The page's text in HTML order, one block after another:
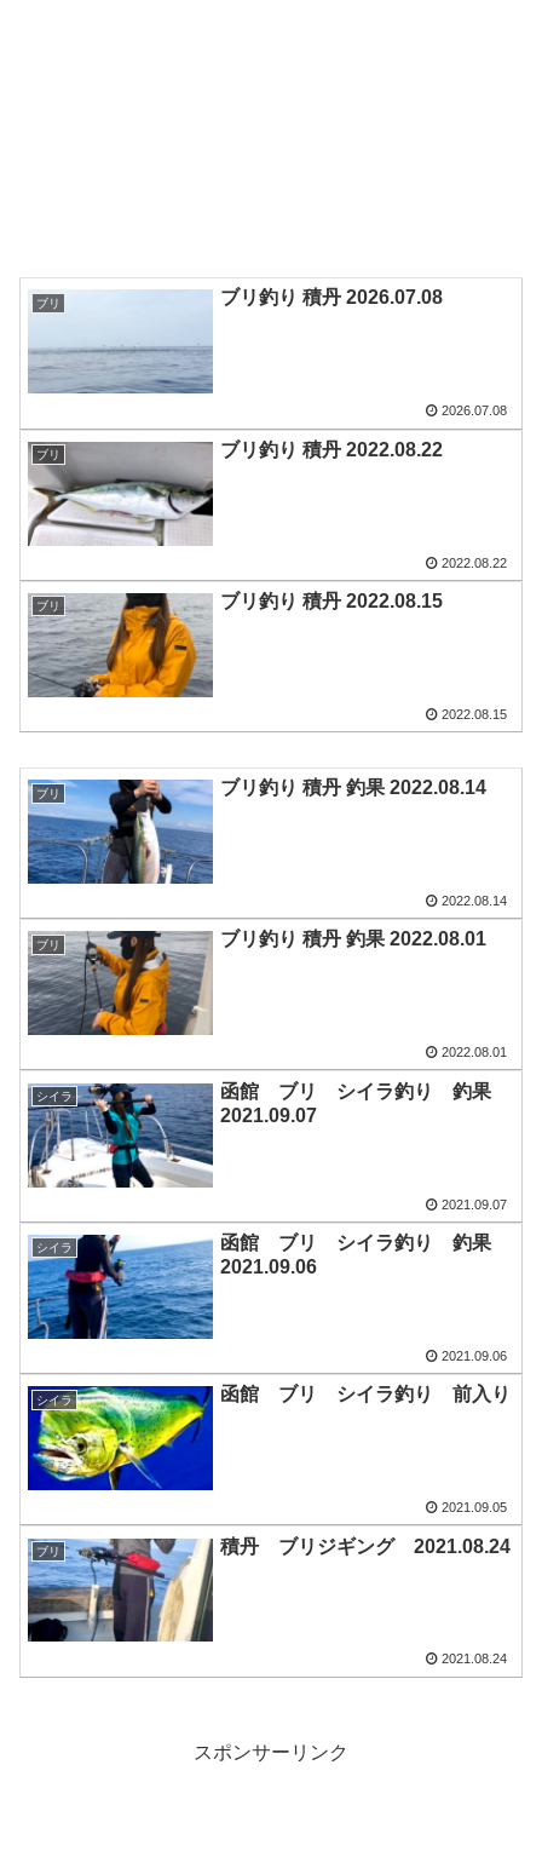
ブリ ブリ釣り 積丹 2026.07.08
2026.07.08
ブリ ブリ釣り 積丹 2022.08.22
2022.08.22
ブリ ブリ釣り 積丹 2022.08.15
2022.08.15
ブリ ブリ釣り 積丹 釣果 2022.08.14
2022.08.14
ブリ ブリ釣り 積丹 釣果 2022.08.01
2022.08.01
シイラ
函館 ブリ シイラ釣り 釣果
2021.09.07
2021.09.07
シイラ
函館 ブリ シイラ釣り 釣果
2021.09.06
2021.09.06
シイラ 函館 ブリ シイラ釣り 前入り
2021.09.05
ブリ 積丹 ブリジギング 2021.08.24
2021.08.24
スポンサーリンク